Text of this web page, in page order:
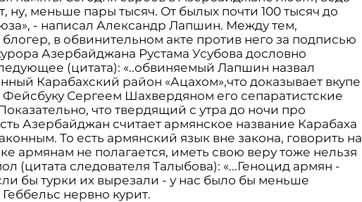
ну, меньше пары тысяч. От былых почти 100 тысяч до
- написал Александр Лапшин. Между тем,
в обвинительном акте против него за подписью
Азербайджана Рустама Усубова дословно
(цитата): «..обвиняемый Лапшин назвал
Карабахский район «Ацахом»,что доказывает вкупе
Фейсбуку Сергеем Шахвердяном его сепаратистские
что твердящий с утра до ночи про
Азербайджан считает армянское название Карабаха
То есть армянский язык вне закона, говорить на
армянам не полагается, иметь свою веру тоже нельзя
(цитата следователя Талыбова): «...Геноцид армян -
бы турки их вырезали - у нас было бы меньше
нервно курит.